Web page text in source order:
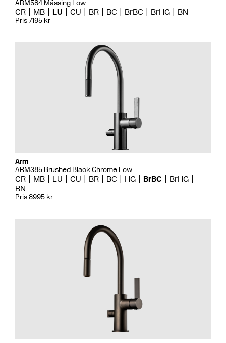
ARM584 Mässing Low
CR MB LU CU BR BC BrBC BrHG BN
Pris 7195 kr
Arm
ARM385 Brushed Black Chrome Low
CR MB LU CU BR BC HG BrBC
BrHG
BN
Pris 8995 kr